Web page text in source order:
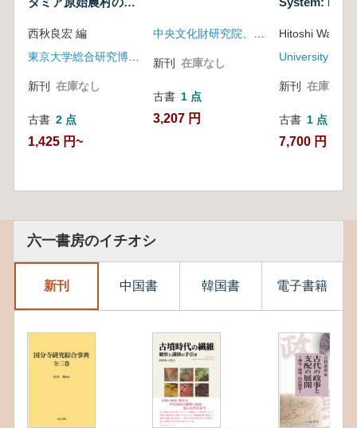
西秋良宏 編
新刊 在庫なし
古書 2 点
1,425 円~
新刊 在庫なし
古書 1 点
3,207 円
Structure
Hitoshi
新刊 在庫なし
古書 1 点
7,700 円
六一書房のイチオシ
新刊 中国書 韓国書 電子書籍